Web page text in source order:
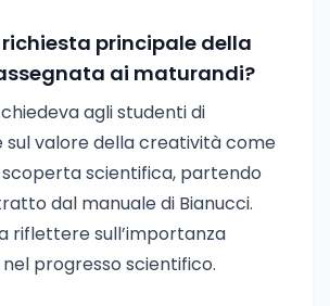
principale della
ai maturandi?
agli studenti di
valore della creatività come
scientifica, partendo
dal manuale di Bianucci.
riflettere sull’importanza
progresso scientifico.